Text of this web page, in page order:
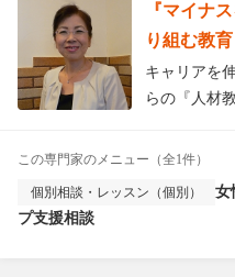
『マイナ
り組む教育
キャリアを
らの『人材
この専門家のメニュー（全1件）
個別相談・レッスン（個別）
女
プ支援相談